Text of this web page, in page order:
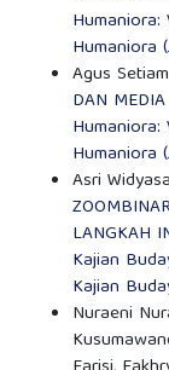
Humaniora
Agus
DAN
Humaniora
Asri
LANGKAH
Kajian
Kajian
Nuraeni